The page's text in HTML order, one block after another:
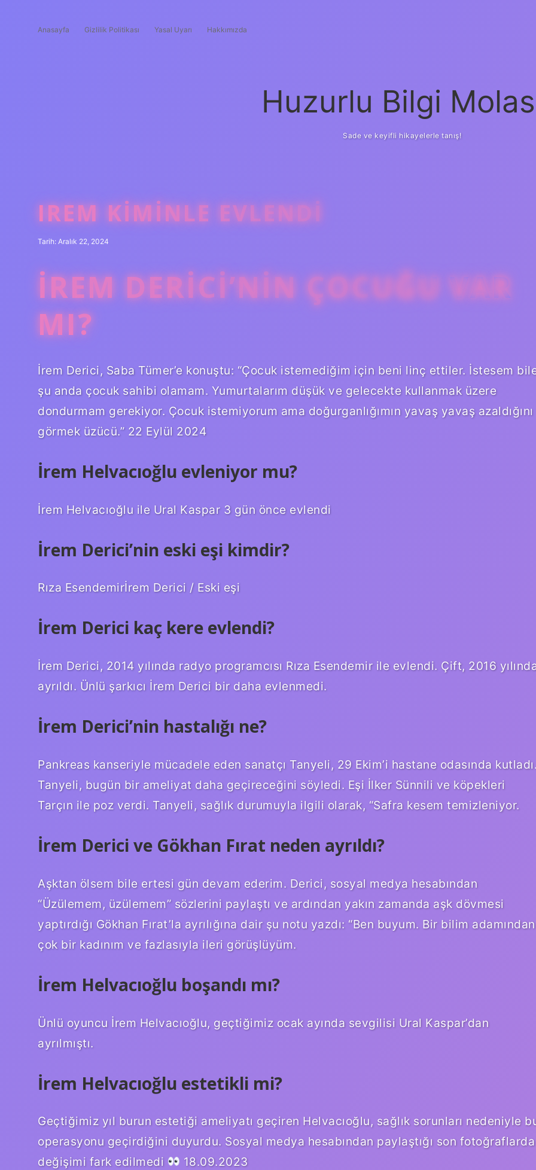
Anasayfa Gizlilik Politikası Yasal Uyarı Hakkımızda
Huzurlu Bilgi
Sade ve keyifli hikayelerle tanış!
IREM KIMINLE EVLENDI
Tarih: Aralık 22, 2024
İREM DERICI’NIN ÇOCUĞU VAR
MI?
İrem Derici, Saba Tümer’e konuştu: “Çocuk istemediğim için beni linç ettiler. İstesem
şu anda çocuk sahibi olamam. Yumurtalarım düşük ve gelecekte kullanmak üzere
dondurmam gerekiyor. Çocuk istemiyorum ama doğurganlığımın yavaş yavaş azaldığını
görmek üzücü.” 22 Eylül 2024
İrem Helvacıoğlu evleniyor mu?
İrem Helvacıoğlu ile Ural Kaspar 3 gün önce evlendi
İrem Derici’nin eski eşi kimdir?
Rıza Esendemirİrem Derici / Eski eşi
İrem Derici kaç kere evlendi?
İrem Derici, 2014 yılında radyo programcısı Rıza Esendemir ile evlendi. Çift, 2016
ayrıldı. Ünlü şarkıcı İrem Derici bir daha evlenmedi.
İrem Derici’nin hastalığı ne?
Pankreas kanseriyle mücadele eden sanatçı Tanyeli, 29 Ekim’i hastane odasında
Tanyeli, bugün bir ameliyat daha geçireceğini söyledi. Eşi İlker Sünnili ve köpekleri
Tarçın ile poz verdi. Tanyeli, sağlık durumuyla ilgili olarak, “Safra kesem temizleniyor.
İrem Derici ve Gökhan Fırat neden ayrıldı?
Aşktan ölsem bile ertesi gün devam ederim. Derici, sosyal medya hesabından
“Üzülemem, üzülemem” sözlerini paylaştı ve ardından yakın zamanda aşk dövmesi
yaptırdığı Gökhan Fırat’la ayrılığına dair şu notu yazdı: “Ben buyum. Bir bilim adamından
çok bir kadınım ve fazlasıyla ileri görüşlüyüm.
İrem Helvacıoğlu boşandı mı?
Ünlü oyuncu İrem Helvacıoğlu, geçtiğimiz ocak ayında sevgilisi Ural Kaspar’dan
ayrılmıştı.
İrem Helvacıoğlu estetikli mi?
Geçtiğimiz yıl burun estetiği ameliyatı geçiren Helvacıoğlu, sağlık sorunları nedeniyle
operasyonu geçirdiğini duyurdu. Sosyal medya hesabından paylaştığı son fotoğraflarda
değişimi fark edilmedi
18.09.2023